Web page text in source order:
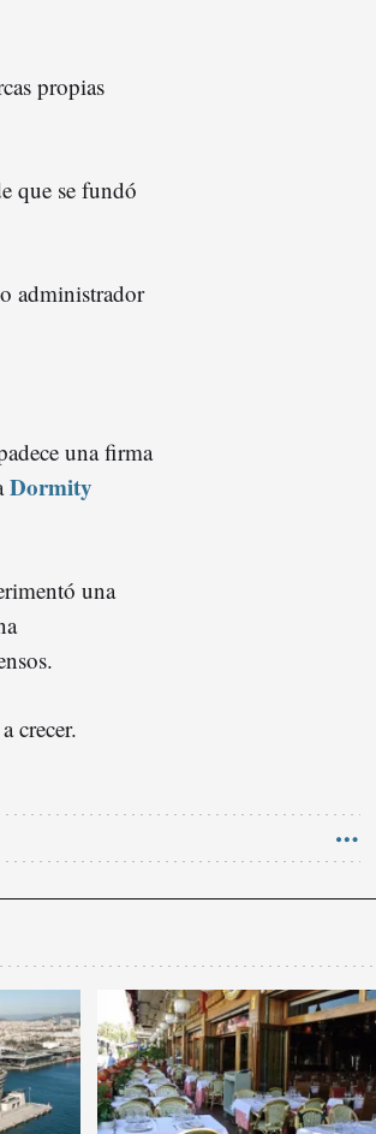
propias
que se fundó
administrador
una firma
Dormity
una
crecer.